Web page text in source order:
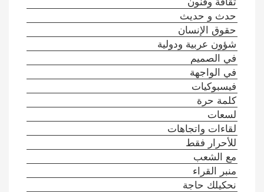
حدث و حديث
حقوق الإنسان
شؤون عربية ودولية
في الصميم
في الواجهة
فيسبوكيات
كلمة حرة
لسعات
لقاءات واتجاهات
للأحرار فقط
مع الشعب
منبر القراء
نحكيلك حاجة